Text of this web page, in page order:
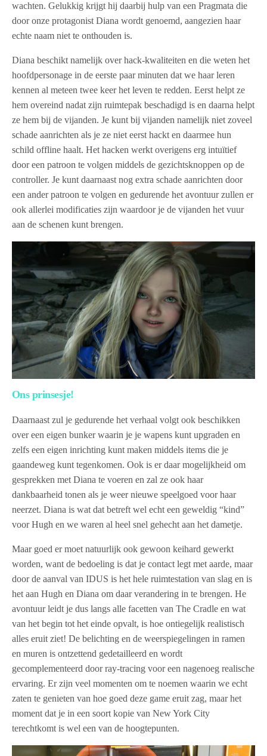
wachten. Gelukkig krijgt hij daarbij hulp van een Pragmata die
door onze protagonist Diana wordt genoemd, aangezien haar
echte naam niet te onthouden is.
Diana beschikt namelijk over hack-kwaliteiten en die weten het
hoofdpersonage in de eerste paar minuten dat we haar leren
kennen al meteen twee keer het leven te redden. Eerst helpt ze
hem overeind nadat zijn ruimtepak beschadigd is en daarna helpt
ze hem bij de vijanden. Je kunt bij vijanden namelijk niet zoveel
schade aanrichten als je ze niet eerst hackt en daarmee hun
schild offline haalt. Het hacken werkt overigens erg intuïtief
door een patroon te volgen middels de gezichtsknoppen op de
controller. Je kunt daarnaast nog extra schade aanrichten door
een ander patroon te volgen en gedurende het avontuur zullen er
ook allerlei modificaties zijn waardoor je de vijanden het vuur
aan de schenen kunt brengen.
Ons prinsesje!
Daarnaast zul je gedurende het verhaal volgt ook beschikken
over een eigen bunker waarin je je wapens kunt upgraden en
zelfs een eigen inrichting kunt maken middels items die je
gaandeweg kunt tegenkomen. Ook is er daar mogelijkheid om
gesprekken met Diana te voeren en zal ze ook haar
dankbaarheid tonen als je weer nieuwe speelgoed voor haar
neerzet. Diana is wat dat betreft wel echt een geweldig “kind”
voor Hugh en we waren al heel snel gehecht aan het dametje.
Maar goed er moet natuurlijk ook gewoon keihard gewerkt
worden, want de bedoeling is dat je contact legt met aarde, maar
door de aanval van IDUS is het hele ruimtestation van slag en is
het aan Hugh en Diana om daar verandering in te brengen. He
avontuur leidt je dus langs alle facetten van The Cradle en wat
van het begin tot het einde opvalt, is hoe ontiegelijk realistisch
alles eruit ziet! De belichting en de weerspiegelingen in ramen
en muren is ontzettend gedetailleerd en wordt
gecomplementeerd door ray-tracing voor een nagenoeg realische
ervaring. Er zijn veel momenten om te noemen waarin we echt
zaten te genieten van hoe goed deze game eruit zag, maar het
moment dat je in een soort kopie van New York City
terechtkomt is wel een van de hoogtepunten.